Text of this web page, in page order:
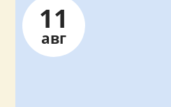
11
авг